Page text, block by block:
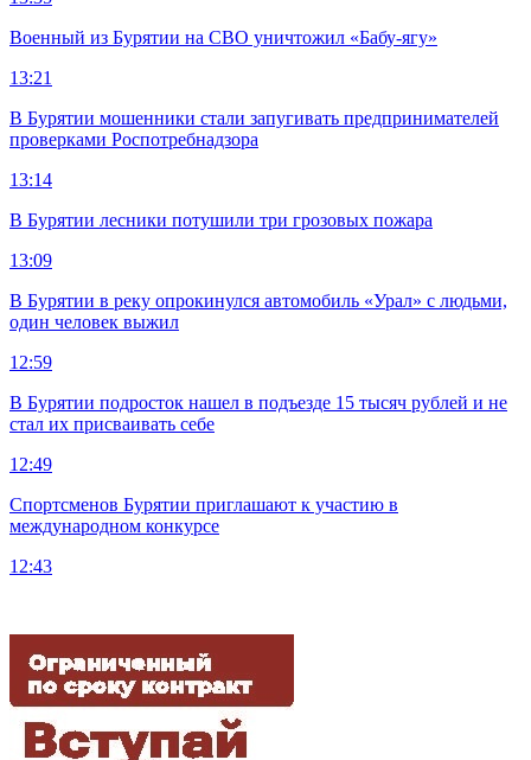
Военный из Бурятии на СВО уничтожил «Бабу-ягу»
13:21
В Бурятии мошенники стали запугивать предпринимателей
проверками Роспотребнадзора
13:14
В Бурятии лесники потушили три грозовых пожара
13:09
В Бурятии в реку опрокинулся автомобиль «Урал» с людьми,
один человек выжил
12:59
В Бурятии подросток нашел в подъезде 15 тысяч рублей и не
стал их присваивать себе
12:49
Спортсменов Бурятии приглашают к участию в
международном конкурсе
12:43